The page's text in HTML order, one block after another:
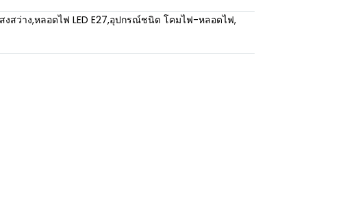
งสว่าง,หลอดไฟ LED E27,อุปกรณ์ชนิด โคมไฟ-หลอดไฟ,